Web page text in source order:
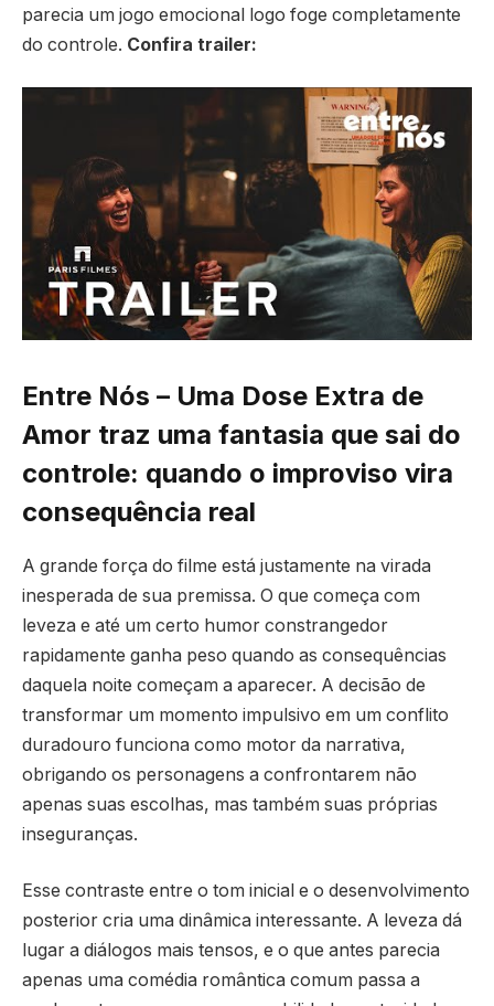
parecia um jogo emocional logo foge completamente
do controle. Confira trailer:
Entre Nós – Uma Dose Extra de
Amor traz uma fantasia que sai do
controle: quando o improviso vira
consequência real
A grande força do filme está justamente na virada
inesperada de sua premissa. O que começa com
leveza e até um certo humor constrangedor
rapidamente ganha peso quando as consequências
daquela noite começam a aparecer. A decisão de
transformar um momento impulsivo em um conflito
duradouro funciona como motor da narrativa,
obrigando os personagens a confrontarem não
apenas suas escolhas, mas também suas próprias
inseguranças.
Esse contraste entre o tom inicial e o desenvolvimento
posterior cria uma dinâmica interessante. A leveza dá
lugar a diálogos mais tensos, e o que antes parecia
apenas uma comédia romântica comum passa a